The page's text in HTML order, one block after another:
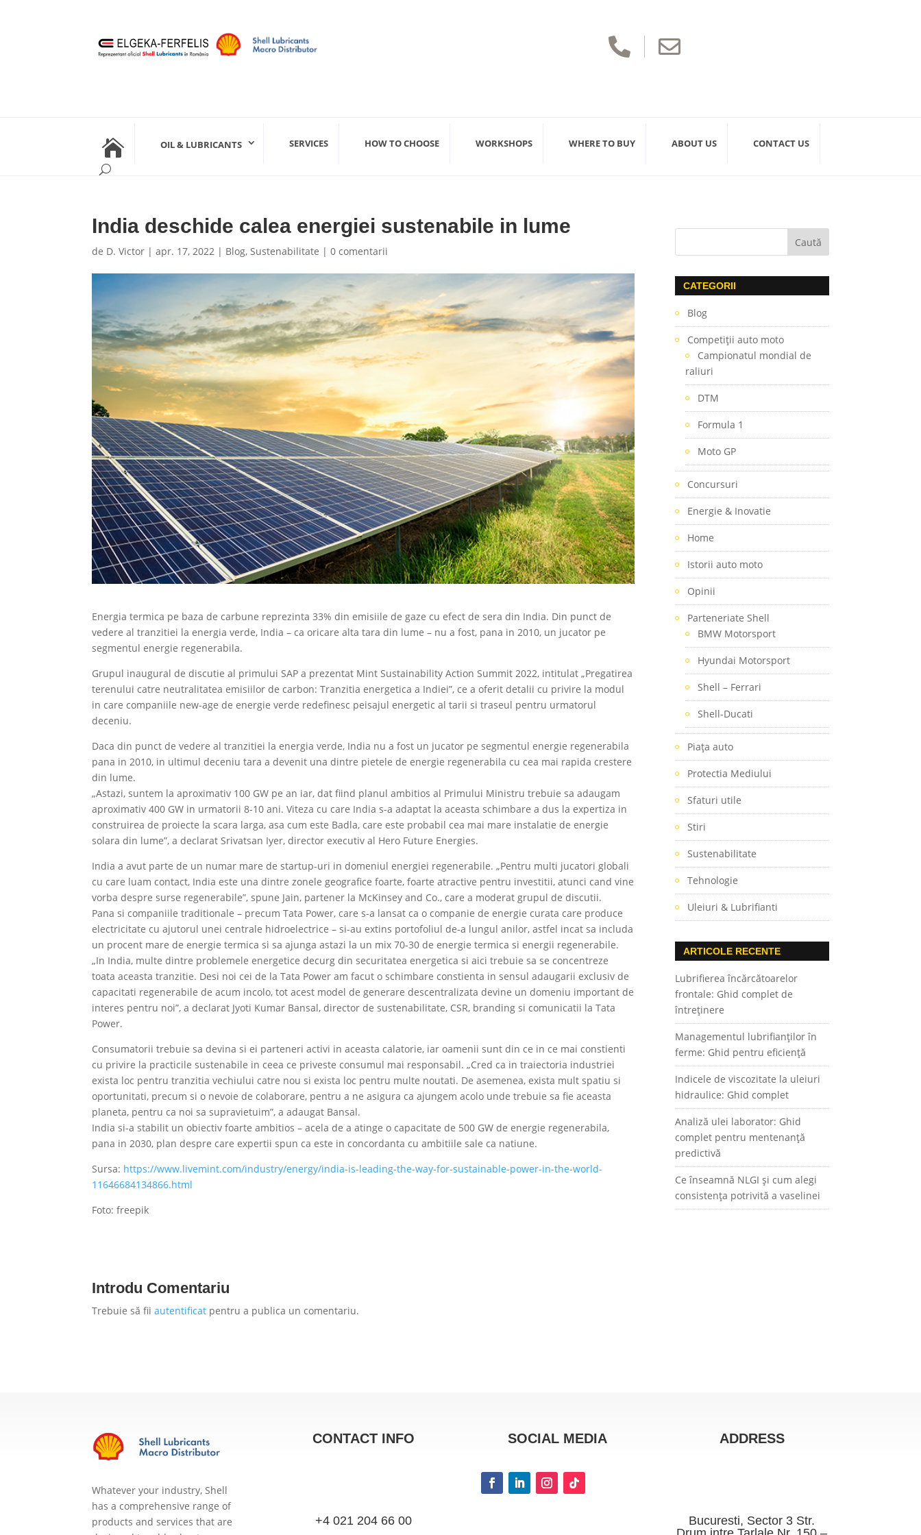
 
 OIL & LUBRICANTS SERVICES HOW TO CHOOSE WORKSHOPS WHERE TO BUY ABOUT US CONTACT US
India deschide calea energiei sustenabile in lume
de D. Victor |apr. 17, 2022 | Blog,Sustenabilitate |0 comentarii
Energia termica pe baza de carbune reprezinta 33% din emisiile de gaze cu efect de sera din India. Din punct de
vedere al tranzitiei la energia verde, India – ca oricare alta tara din lume – nu a fost, pana in 2010, un jucator pe
segmentul energie regenerabila.
Grupul inaugural de discutie al primului SAP a prezentat Mint Sustainability Action Summit 2022, intitulat „Pregatirea
terenului catre neutralitatea emisiilor de carbon: Tranzitia energetica a Indiei”, ce a oferit detalii cu privire la modul
in care companiile new-age de energie verde redefinesc peisajul energetic al tarii si traseul pentru urmatorul
deceniu.
Daca din punct de vedere al tranzitiei la energia verde, India nu a fost un jucator pe segmentul energie regenerabila
pana in 2010, in ultimul deceniu tara a devenit una dintre pietele de energie regenerabila cu cea mai rapida crestere
din lume.
„Astazi, suntem la aproximativ 100 GW pe an iar, dat fiind planul ambitios al Primului Ministru trebuie sa adaugam
aproximativ 400 GW in urmatorii 8-10 ani. Viteza cu care India s-a adaptat la aceasta schimbare a dus la expertiza in
construirea de proiecte la scara larga, asa cum este Badla, care este probabil cea mai mare instalatie de energie
solara din lume”, a declarat Srivatsan Iyer, director executiv al Hero Future Energies.
India a avut parte de un numar mare de startup-uri in domeniul energiei regenerabile. „Pentru multi jucatori globali
cu care luam contact, India este una dintre zonele geografice foarte, foarte atractive pentru investitii, atunci cand vine
vorba despre surse regenerabile”, spune Jain, partener la McKinsey and Co., care a moderat grupul de discutii.
Pana si companiile traditionale – precum Tata Power, care s-a lansat ca o companie de energie curata care produce
electricitate cu ajutorul unei centrale hidroelectrice – si-au extins portofoliul de-a lungul anilor, astfel incat sa includa
un procent mare de energie termica si sa ajunga astazi la un mix 70-30 de energie termica si energii regenerabile.
„In India, multe dintre problemele energetice decurg din securitatea energetica si aici trebuie sa se concentreze
toata aceasta tranzitie. Desi noi cei de la Tata Power am facut o schimbare constienta in sensul adaugarii exclusiv de
capacitati regenerabile de acum incolo, tot acest model de generare descentralizata devine un domeniu important de
interes pentru noi”, a declarat Jyoti Kumar Bansal, director de sustenabilitate, CSR, branding si comunicatii la Tata
Power.
Consumatorii trebuie sa devina si ei parteneri activi in aceasta calatorie, iar oamenii sunt din ce in ce mai constienti
cu privire la practicile sustenabile in ceea ce priveste consumul mai responsabil. „Cred ca in traiectoria industriei
exista loc pentru tranzitia vechiului catre nou si exista loc pentru multe noutati. De asemenea, exista mult spatiu si
oportunitati, precum si o nevoie de colaborare, pentru a ne asigura ca ajungem acolo unde trebuie sa fie aceasta
planeta, pentru ca noi sa supravietuim”, a adaugat Bansal.
India si-a stabilit un obiectiv foarte ambitios – acela de a atinge o capacitate de 500 GW de energie regenerabila,
pana in 2030, plan despre care expertii spun ca este in concordanta cu ambitiile sale ca natiune.
Sursa: https://www.livemint.com/industry/energy/india-is-leading-the-way-for-sustainable-power-in-the-world-
11646684134866.html
Foto: freepik
Introdu Comentariu
Trebuie să fiiautentificat pentru a publica un comentariu.
CATEGORII
Blog
Competiţii auto moto
Campionatul mondial de
raliuri
DTM
Formula 1
Moto GP
Concursuri
Energie & Inovatie
Home
Istorii auto moto
Opinii
Parteneriate Shell
BMW Motorsport
Hyundai Motorsport
Shell – Ferrari
Shell-Ducati
Piaţa auto
Protectia Mediului
Sfaturi utile
Stiri
Sustenabilitate
Tehnologie
Uleiuri & Lubrifianti
ARTICOLE RECENTE
Lubrifierea încărcătoarelor
frontale: Ghid complet de
întreținere
Managementul lubrifianților în
ferme: Ghid pentru eficiență
Indicele de viscozitate la uleiuri
hidraulice: Ghid complet
Analiză ulei laborator: Ghid
complet pentru mentenanță
predictivă
Ce înseamnă NLGI și cum alegi
consistența potrivită a vaselinei
Whatever your industry, Shell
has a comprehensive range of
products and services that are
CONTACT INFO
+4 021 204 66 00
SOCIAL MEDIA ADDRESS
Bucuresti, Sector 3 Str.